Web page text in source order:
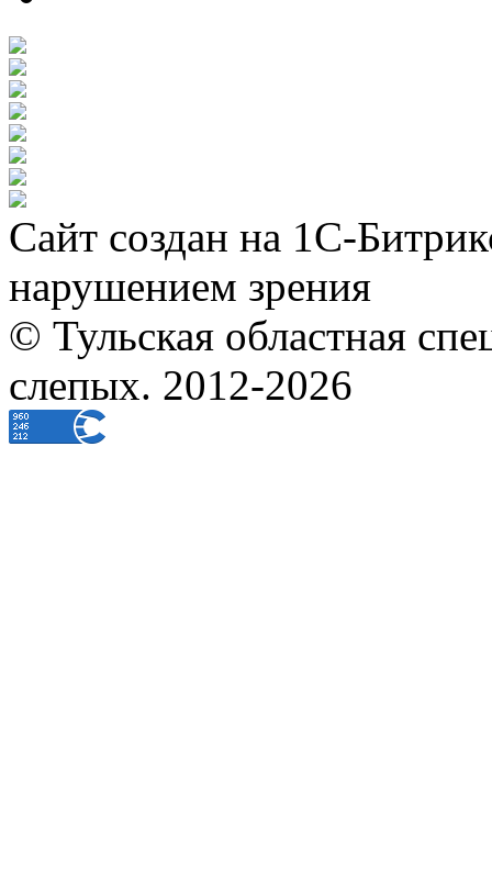
Сайт создан на 1С-
нарушением зрения
© Тульская областная
слепых. 2012-2026